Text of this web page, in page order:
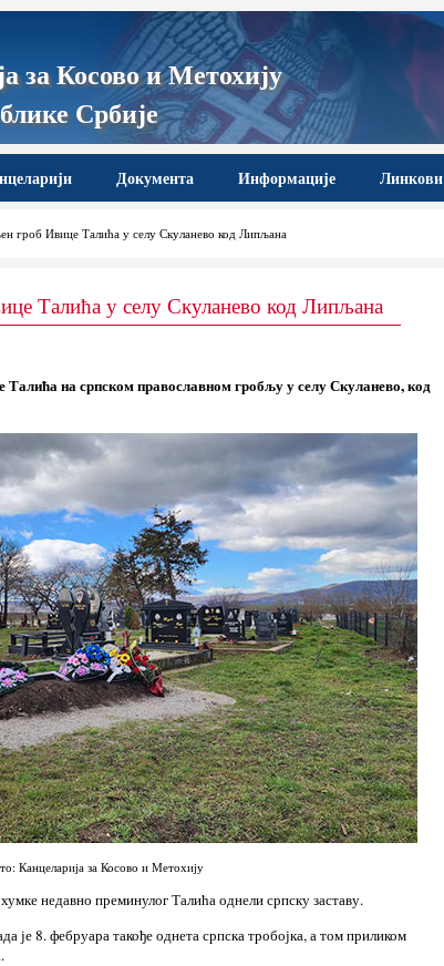
за Косово и Метохију
Србије
Документа Информације Линкови
гроб Ивице Талића у селу Скуланево код Липљана
Талића у селу Скуланево код Липљана
Талића на српском православном гробљу у селу Скуланево, код
Канцеларија за Косово и Метохију
недавно преминулог Талића однели српску заставу.
је 8. фебруара такође однета српска тробојка, а том приликом